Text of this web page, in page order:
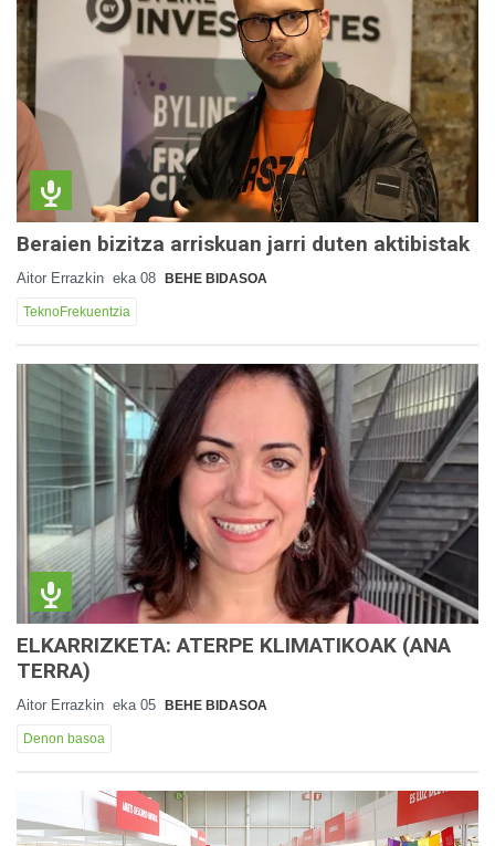
Beraien bizitza arriskuan jarri duten aktibistak
Aitor Errazkin eka 08 BEHE BIDASOA
TeknoFrekuentzia
ELKARRIZKETA: ATERPE KLIMATIKOAK (ANA
TERRA)
Aitor Errazkin eka 05 BEHE BIDASOA
Denon basoa